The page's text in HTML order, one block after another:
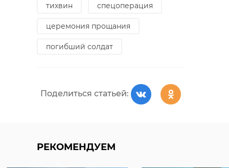
тихвин спецоперация
церемония прощания
погибший солдат
Поделиться статьей:
РЕКОМЕНДУЕМ